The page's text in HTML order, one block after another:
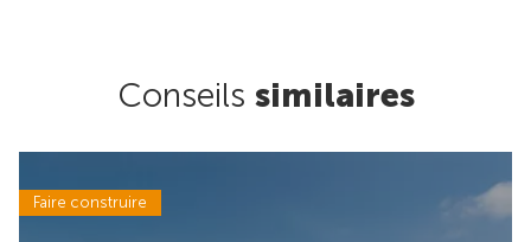
Conseils similaires
Faire construire